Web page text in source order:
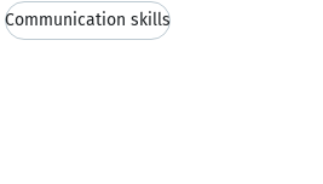
Communication skills